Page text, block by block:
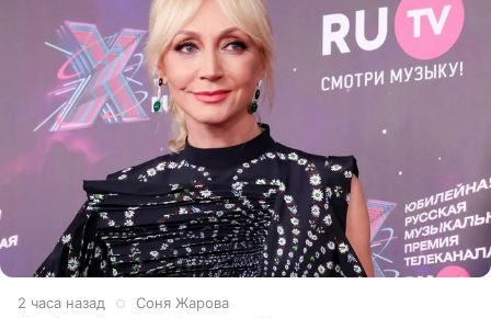
2 часа назад Соня Жарова